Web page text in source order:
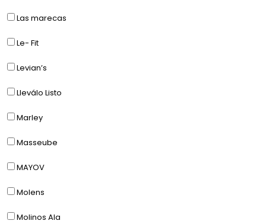
Las marecas
Le- Fit
Levian’s
Lleválo Listo
Marley
Masseube
MAYOV
Molens
Molinos Ala